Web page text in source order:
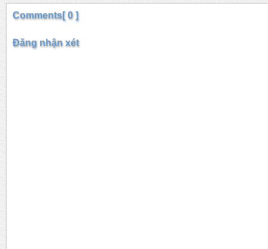
Comments[ 0 ]
Đăng nhận xét